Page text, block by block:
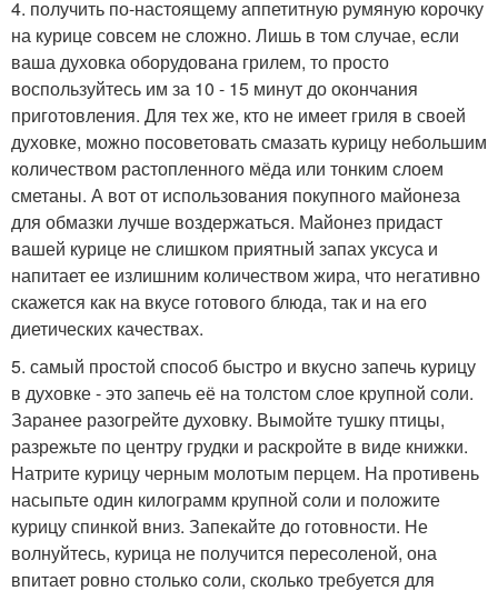
4. получить по-настоящему аппетитную румяную корочку
на курице совсем не сложно. Лишь в том случае, если
ваша духовка оборудована грилем, то просто
воспользуйтесь им за 10 - 15 минут до окончания
приготовления. Для тех же, кто не имеет гриля в своей
духовке, можно посоветовать смазать курицу небольшим
количеством растопленного мёда или тонким слоем
сметаны. А вот от использования покупного майонеза
для обмазки лучше воздержаться. Майонез придаст
вашей курице не слишком приятный запах уксуса и
напитает ее излишним количеством жира, что негативно
скажется как на вкусе готового блюда, так и на его
диетических качествах.
5. самый простой способ быстро и вкусно запечь курицу
в духовке - это запечь её на толстом слое крупной соли.
Заранее разогрейте духовку. Вымойте тушку птицы,
разрежьте по центру грудки и раскройте в виде книжки.
Натрите курицу черным молотым перцем. На противень
насыпьте один килограмм крупной соли и положите
курицу спинкой вниз. Запекайте до готовности. Не
волнуйтесь, курица не получится пересоленой, она
впитает ровно столько соли, сколько требуется для